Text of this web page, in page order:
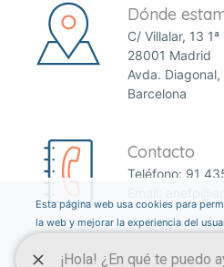
Dónde
C/ Villalar, 13 1ª
28001 Madrid
Avda.
Barcelona
Contacto
Teléfono: 91
Esta página web usa cookies para
la web y mejorar la experiencia del
Puedes informarte sobre qué cookies
a través del botón ajustes. Consulta